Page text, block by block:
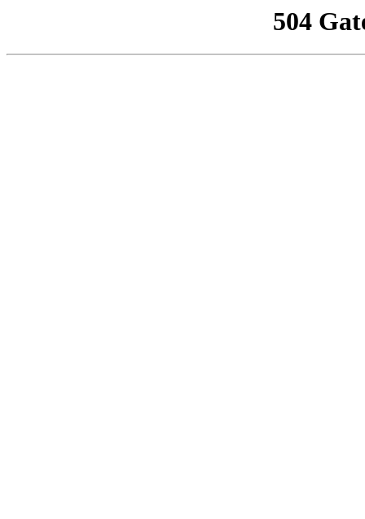
504